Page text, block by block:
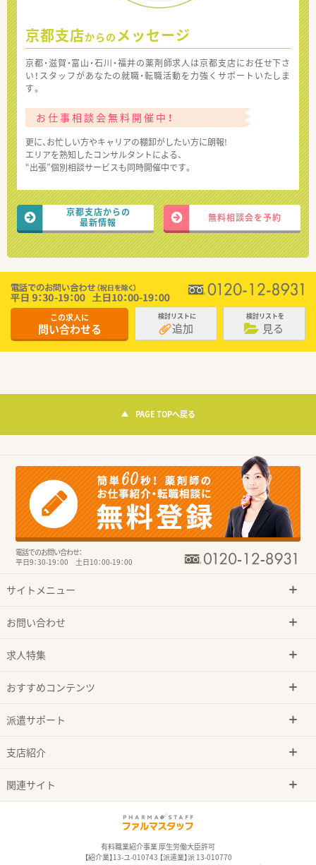
京都支店からの メッセージ
京都・滋賀・富山・石川・福井の薬剤師求人は京都支店にお任せ下さ
い！スタッフがあなたの就職・転職活動を力強くサポートいたしま
す。
お仕事相談会無料開催中！
更に、お忙しい方やキャリアの棚卸がしたい方に朗報!
エリアを熟知したコンサルタントによる、
“出張”個別相談サービスも同時開催中です。
京都支店からの
最新情報
無料相談会を予約
この求人に
問い合わせる
検討リストに
追加
検討リストを
見る
PAGE TOPへ戻る
電話でのお問い合わせ：
平日9：30-19：00 土日10：00-19：00
サイトメニュー
お問い合わせ
求人特集
おすすめコンテンツ
派遣サポート
支店紹介
関連サイト
有料職業紹介事業 厚生労働大臣許可
【紹介業】13-ユ-010743 【派遣業】派 13-010770